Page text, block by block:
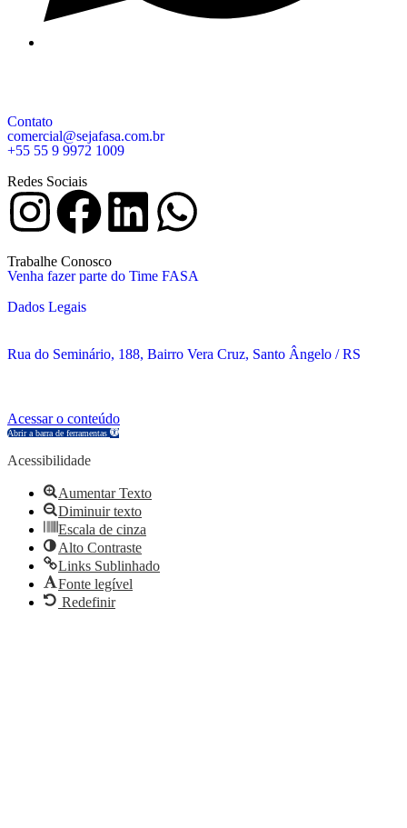
Contato
comercial@sejafasa.com.br
+55 55 9 9972 1009
Redes Sociais
Trabalhe Conosco
Venha fazer parte do Time FASA
Dados Legais
Rua do Seminário, 188, Bairro Vera Cruz, Santo Ângelo / RS
Acessar o conteúdo
Abrir a barra de ferramentas
Acessibilidade
Aumentar Texto
Diminuir texto
Escala de cinza
Alto Contraste
Links Sublinhado
Fonte legível
Redefinir